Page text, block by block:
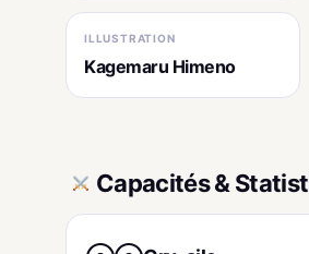
ILLUSTRATION
Kagemaru Himeno
Capacités &